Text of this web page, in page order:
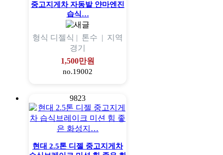
중고지게차 자동발 얀마엔진
습식…
형식 디젤식 | 톤수 | 지역
경기
1,500만원
no.19002
9823
현대 2.5톤 디젤 중고지게차